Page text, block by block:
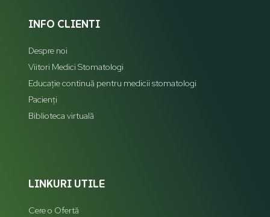
INFO CLIENTI
Despre noi
Viitori Medici Stomatologi
Educație continuă pentru medicii stomatologi
Pacienți
Biblioteca virtuală
LINKURI UTILE
Cere o Ofertă